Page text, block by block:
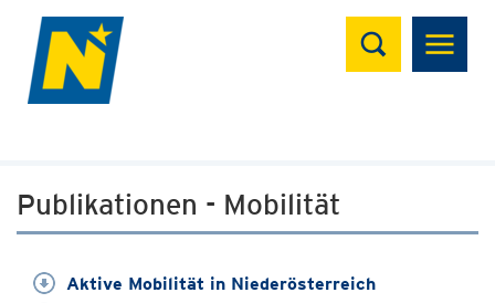
Suchen
Publikationen - Mobilität
Aktive Mobilität in Niederösterreich